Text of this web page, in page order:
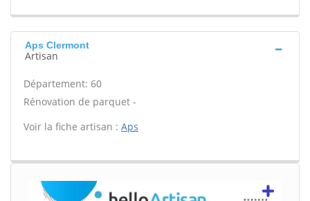
Aps Clermont
Artisan
Département: 60
Rénovation de parquet -
Voir la fiche artisan : Aps